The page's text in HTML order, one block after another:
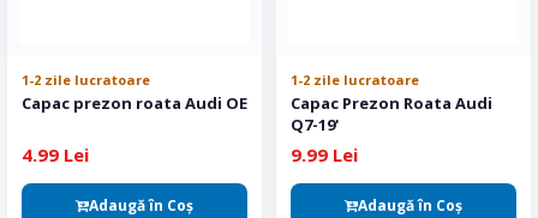
1-2 zile lucratoare
Capac prezon roata Audi OE
4.99 Lei
Adaugă în Coş
1-2 zile lucratoare
Capac Prezon Roata Audi
Q7-19'
9.99 Lei
Adaugă în Coş